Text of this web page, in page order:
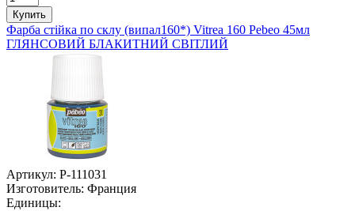
Купить
Фарба стійка по склу (випал160*) Vitrea 160 Pebeo 45мл
ГЛЯНСОВИЙ БЛАКИТНИЙ СВІТЛИЙ
Артикул: P-111031
Изготовитель: Франция
Единицы: